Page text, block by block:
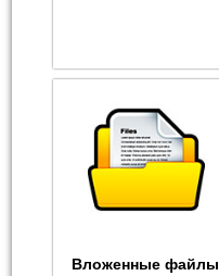
Вложенные файлы